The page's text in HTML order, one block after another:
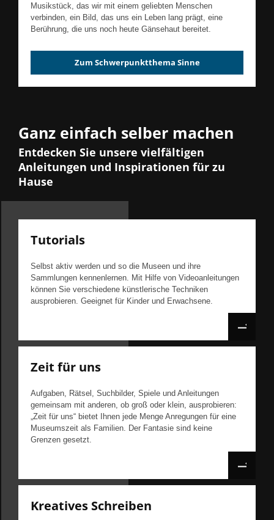
Musikstück, das wir mit einem geliebten Menschen
verbinden, ein Bild, das uns ein Leben lang prägt, eine
Berührung, die uns noch heute Gänsehaut bereitet.
Zum Schwerpunktthema Sinne
Ganz einfach selber machen
Entdecken Sie unsere vielfältigen
Anleitungen und Inspirationen für zu
Hause
Tutorials
Selbst aktiv werden und so die Museen und ihre
Sammlungen kennenlernen. Mit Hilfe von Videoanleitungen
können Sie verschiedene künstlerische Techniken
ausprobieren. Geeignet für Kinder und Erwachsene.
Zeit für uns
Aufgaben, Rätsel, Suchbilder, Spiele und Anleitungen
gemeinsam mit anderen, ob groß oder klein, ausprobieren:
„Zeit für uns“ bietet Ihnen jede Menge Anregungen für eine
Museumszeit als Familien. Der Fantasie sind keine
Grenzen gesetzt.
Kreatives Schreiben